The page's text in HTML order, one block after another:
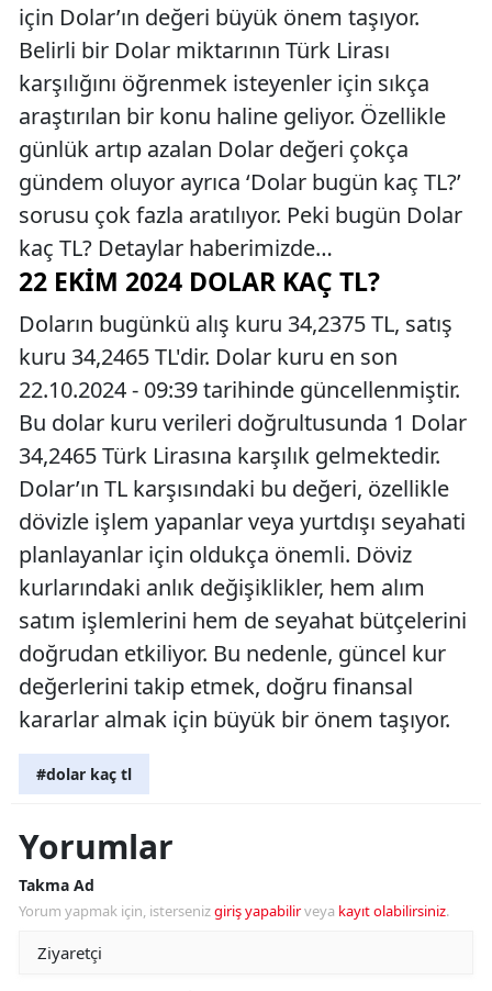
için Dolar’ın değeri büyük önem taşıyor.
Belirli bir Dolar miktarının Türk Lirası
karşılığını öğrenmek isteyenler için sıkça
araştırılan bir konu haline geliyor. Özellikle
günlük artıp azalan Dolar değeri çokça
gündem oluyor ayrıca ‘Dolar bugün kaç TL?’
sorusu çok fazla aratılıyor. Peki bugün Dolar
kaç TL? Detaylar haberimizde…
22 EKIM 2024 DOLAR KAÇ TL?
Doların bugünkü alış kuru 34,2375 TL, satış
kuru 34,2465 TL'dir. Dolar kuru en son
22.10.2024 - 09:39 tarihinde güncellenmiştir.
Bu dolar kuru verileri doğrultusunda 1 Dolar
34,2465 Türk Lirasına karşılık gelmektedir.
Dolar’ın TL karşısındaki bu değeri, özellikle
dövizle işlem yapanlar veya yurtdışı seyahati
planlayanlar için oldukça önemli. Döviz
kurlarındaki anlık değişiklikler, hem alım
satım işlemlerini hem de seyahat bütçelerini
doğrudan etkiliyor. Bu nedenle, güncel kur
değerlerini takip etmek, doğru finansal
kararlar almak için büyük bir önem taşıyor.
#dolar kaç tl
Yorumlar
Takma Ad
Yorum yapmak için, istersenizgiriş yapabilirveya kayıt olabilirsiniz.